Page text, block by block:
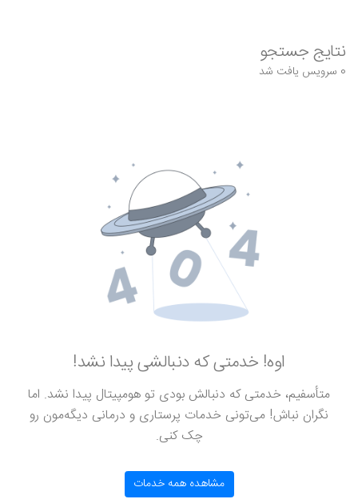
نتایج جستجو
0 سرویس یافت شد
اوه! خدمتی که دنبالشی پیدا نشد!
متأسفیم، خدمتی که دنبالش بودی تو هومپیتال پیدا نشد. اما
نگران نباش! می‌تونی خدمات پرستاری و درمانی دیگه‌مون رو
چک کنی.
مشاهده همه خدمات